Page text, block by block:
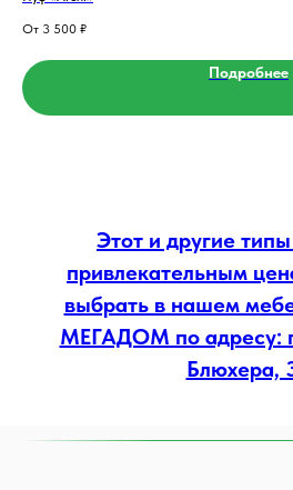
3 500 ₽
Подробнее
Этот и другие
привлекательным
выбрать в нашем
МЕГАДОМ по адресу:
Блюхера,